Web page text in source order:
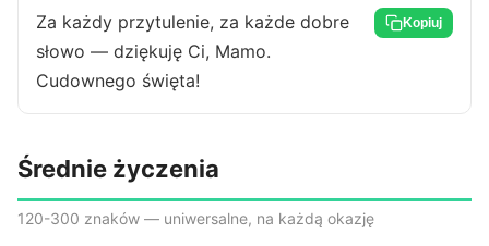
Za każdy przytulenie, za każde dobre
słowo — dziękuję Ci, Mamo.
Cudownego święta!
Kopiuj
Średnie życzenia
120-300 znaków — uniwersalne, na każdą okazję